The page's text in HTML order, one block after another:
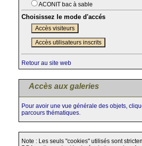
ACONIT bac à sable
Choisissez le mode d'accés
Accès visiteurs
Accès utilisateurs inscrits
Retour au site web
Accès aux galeries
Pour avoir une vue générale des objets,
parcours thématiques.
Note : Les seuls "cookies" utilisés sont